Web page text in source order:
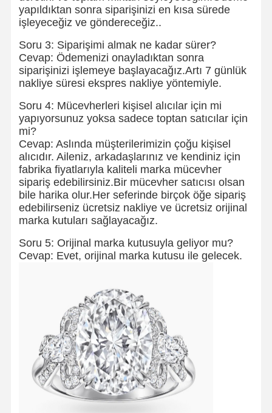
Hakkımızda
Fabrika Turu
Kalite
Kontrolü
Bizimle
İletişim
Davalar Blog
Bir İndirim
yapıldıktan sonra siparişinizi en kısa sürede
işleyeceğiz ve göndereceğiz..
Soru 3: Siparişimi almak ne kadar sürer?
Cevap: Ödemenizi onayladıktan sonra
siparişinizi işlemeye başlayacağız.Artı 7 günlük
nakliye süresi ekspres nakliye yöntemiyle.
Soru 4: Mücevherleri kişisel alıcılar için mi
yapıyorsunuz yoksa sadece toptan satıcılar için
mi?
Cevap: Aslında müşterilerimizin çoğu kişisel
alıcıdır. Aileniz, arkadaşlarınız ve kendiniz için
fabrika fiyatlarıyla kaliteli marka mücevher
sipariş edebilirsiniz.Bir mücevher satıcısı olsan
bile harika olur.Her seferinde birçok öğe sipariş
edebilirseniz ücretsiz nakliye ve ücretsiz orijinal
marka kutuları sağlayacağız.
Soru 5: Orijinal marka kutusuyla geliyor mu?
Cevap: Evet, orijinal marka kutusu ile gelecek.